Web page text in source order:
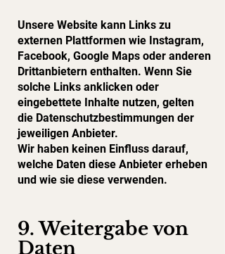
Unsere Website kann Links zu
externen Plattformen wie Instagram,
Facebook, Google Maps oder anderen
Drittanbietern enthalten. Wenn Sie
solche Links anklicken oder
eingebettete Inhalte nutzen, gelten
die Datenschutzbestimmungen der
jeweiligen Anbieter.
Wir haben keinen Einfluss darauf,
welche Daten diese Anbieter erheben
und wie sie diese verwenden.
9. Weitergabe von
Daten